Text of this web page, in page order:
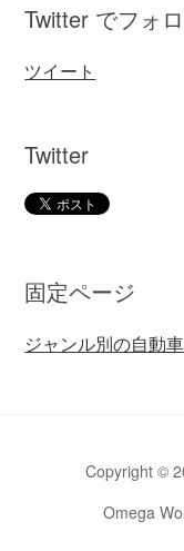
Twitter でフォ
ツイート
Twitter
固定ページ
ジャンル別の自動
Copyright ©
Omega